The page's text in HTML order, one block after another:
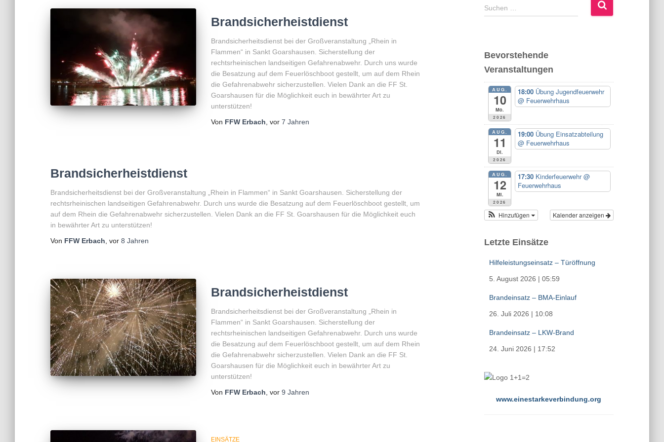
Brandsicherheistdienst
Brandsicherheitsdienst bei der Großveranstaltung „Rhein in
Flammen“ in Sankt Goarshausen. Sicherstellung der
rechtsrheinischen landseitigen Gefahrenabwehr. Durch uns wurde
die Besatzung auf dem Feuerlöschboot gestellt, um auf dem Rhein
die Gefahrenabwehr sicherzustellen. Vielen Dank an die FF St.
Goarshausen für die Möglichkeit euch in bewährter Art zu
unterstützen!
Von FFW Erbach , vor 7 Jahren
Brandsicherheistdienst
Brandsicherheitsdienst bei der Großveranstaltung „Rhein in Flammen“ in Sankt Goarshausen. Sicherstellung der
rechtsrheinischen landseitigen Gefahrenabwehr. Durch uns wurde die Besatzung auf dem Feuerlöschboot gestellt, um
auf dem Rhein die Gefahrenabwehr sicherzustellen. Vielen Dank an die FF St. Goarshausen für die Möglichkeit euch
in bewährter Art zu unterstützen!
Von FFW Erbach , vor 8 Jahren
Brandsicherheistdienst
Brandsicherheitsdienst bei der Großveranstaltung „Rhein in
Flammen“ in Sankt Goarshausen. Sicherstellung der
rechtsrheinischen landseitigen Gefahrenabwehr. Durch uns wurde
die Besatzung auf dem Feuerlöschboot gestellt, um auf dem Rhein
die Gefahrenabwehr sicherzustellen. Vielen Dank an die FF St.
Goarshausen für die Möglichkeit euch in bewährter Art zu
unterstützen!
Von FFW Erbach , vor 9 Jahren
EINSÄTZE
S
u
n
n
Suchen …
Bevorstehende
Veranstaltungen
AUG.
10
Mo.
2026
18:00 Übung Jugendfeuerwehr
@ Feuerwehrhaus
AUG.
11
Di.
2026
19:00 Übung Einsatzabteilung
@ Feuerwehrhaus
AUG.
12
Mi.
2026
17:30 Kinderfeuerwehr@
Feuerwehrhaus
Kalender anzeigen
Hinzufügen
Letzte Einsätze
Hilfeleistungseinsatz – Türöffnung
5. August 2026 | 05:59
Brandeinsatz – BMA-Einlauf
26. Juli 2026 | 10:08
Brandeinsatz – LKW-Brand
24. Juni 2026 | 17:52
www.einestarkeverbindung.org